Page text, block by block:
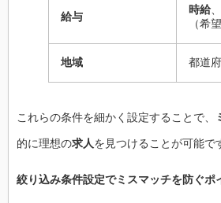
給与
時給
（希
地域 都道
これらの条件を細かく設定することで、
的に理想の求人を見つけることが可能で
絞り込み条件設定でミスマッチを防ぐポ